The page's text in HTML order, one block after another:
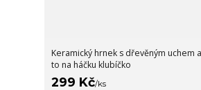
Keramický hrnek s dřevěným uchem
to na háčku klubíčko
299 Kč/ks